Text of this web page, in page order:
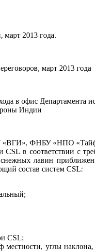
март 2013 года.
март 2013 года
в офис Департамента
Индии
«ВГИ», ФНБУ «НПО
в соответствии с
лавин
состав систем CSL:
CSL;
углы